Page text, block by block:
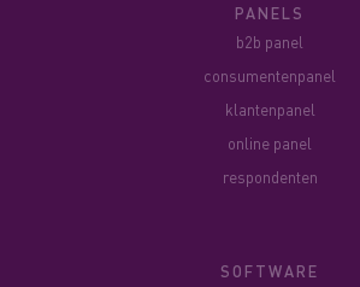
PANELS
b2b panel
consumentenpanel
klantenpanel
online panel
respondenten
SOFTWARE